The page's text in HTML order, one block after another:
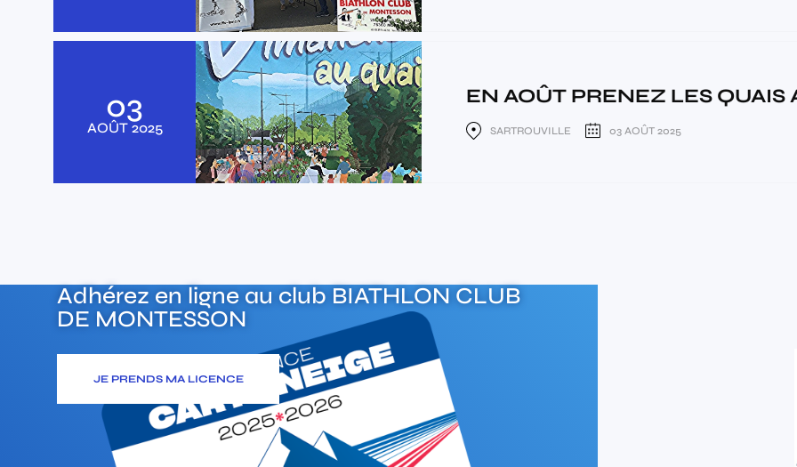
03
AOÛT 2025
EN AOÛT PRENEZ LES QUAIS
SARTROUVILLE 03 AOÛT 2025
Adhérez en ligne au club BIATHLON CLUB
DE MONTESSON
JE PRENDS MA LICENCE